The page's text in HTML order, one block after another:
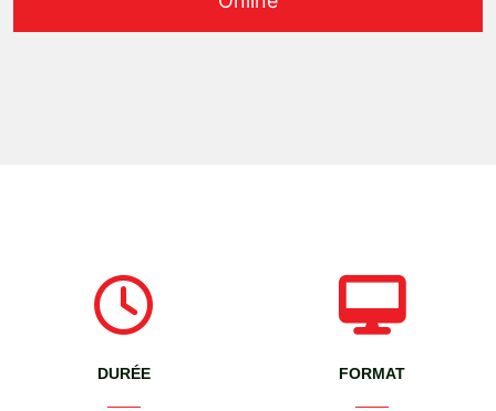
DURÉE FORMAT